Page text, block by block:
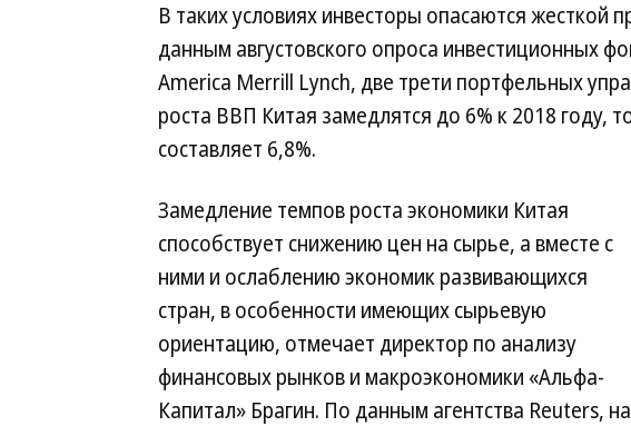
В таких условиях инвесторы опасаются жесткой
данным августовского опроса инвестиционных
America Merrill Lynch, две трети портфельных
роста ВВП Китая замедлятся до 6% к 2018 году,
составляет 6,8%.
Замедление темпов роста экономики Китая
способствует снижению цен на сырье, а вместе с
ними и ослаблению экономик развивающихся
стран, в особенности имеющих сырьевую
ориентацию, отмечает директор по анализу
финансовых рынков и макроэкономики «Альфа-
Капитал» Брагин. По данным агентства Reuters, на